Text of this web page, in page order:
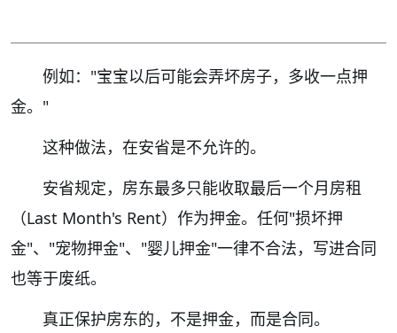
例如："宝宝以后可能会弄坏房子，多收一点押
金。"
这种做法，在安省是不允许的。
安省规定，房东最多只能收取最后一个月房租
（Last Month's Rent）作为押金。任何"损坏押
金"、"宠物押金"、"婴儿押金"一律不合法，写进合同
也等于废纸。
真正保护房东的，不是押金，而是合同。